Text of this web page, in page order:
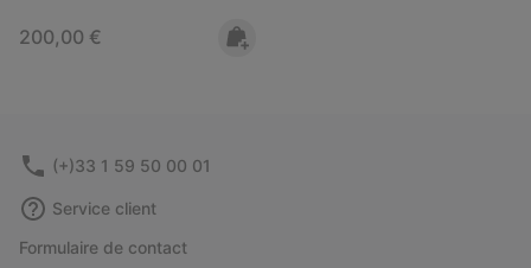
Regular price:
200,00 €
(+)33 1 59 50 00 01
Service client
Formulaire de contact